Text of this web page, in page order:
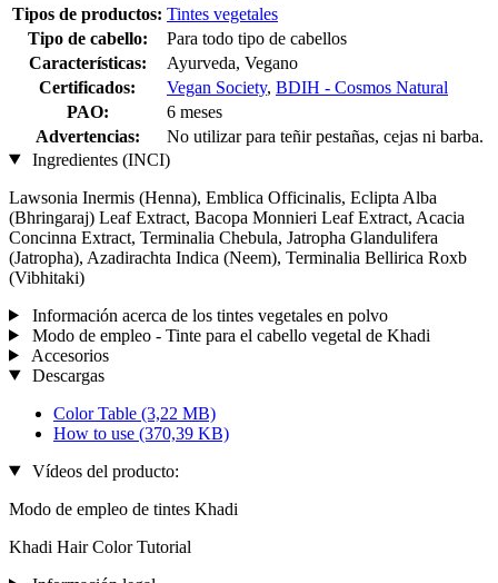
Tipos de productos: Tintes vegetales
Tipo de cabello:
Para todo tipo de cabellos
Características:
Ayurveda, Vegano
Certificados:
Vegan Society, BDIH - Cosmos Natural
PAO:
6 meses
Advertencias:
No utilizar para teñir pestañas, cejas ni barba.
Ingredientes (INCI)
Lawsonia Inermis (Henna), Emblica Officinalis, Eclipta Alba
(Bhringaraj) Leaf Extract, Bacopa Monnieri Leaf Extract, Acacia
Concinna Extract, Terminalia Chebula, Jatropha Glandulifera
(Jatropha), Azadirachta Indica (Neem), Terminalia Bellirica Roxb
(Vibhitaki)
Información acerca de los tintes vegetales en polvo
Modo de empleo - Tinte para el cabello vegetal de Khadi
Accesorios
Descargas
Color Table (3,22 MB)
How to use (370,39 KB)
Vídeos del producto:
Modo de empleo de tintes Khadi
Khadi Hair Color Tutorial